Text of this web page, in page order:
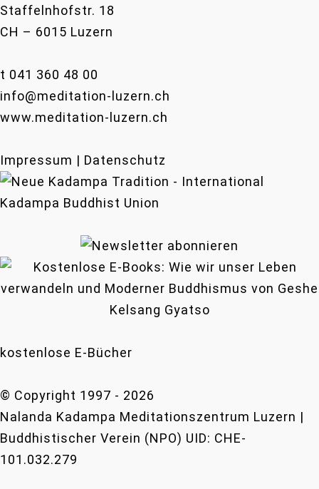
Staffelnhofstr. 18
CH – 6015 Luzern
t 041 360 48 00
info@meditation-luzern.ch
www.meditation-luzern.ch
Impressum | Datenschutz
kostenlose E-Bücher
© Copyright 1997 - 2026
Nalanda Kadampa Meditationszentrum Luzern |
Buddhistischer Verein (NPO) UID: CHE-
101.032.279